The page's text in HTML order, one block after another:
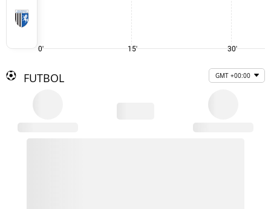
0' 15' 30'
FUTBOL GMT +00:00